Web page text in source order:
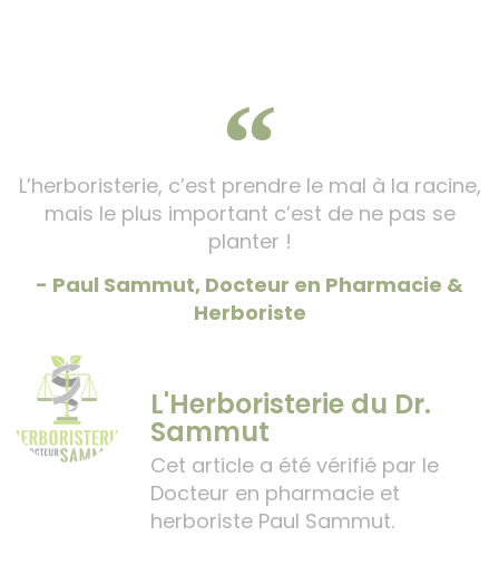
L’herboristerie, c’est prendre le mal à la racine,
mais le plus important c’est de ne pas se
planter !
- Paul Sammut, Docteur en Pharmacie &
Herboriste
L'Herboristerie du Dr.
Sammut
Cet article a été vérifié par le
Docteur en pharmacie et
herboriste Paul Sammut.